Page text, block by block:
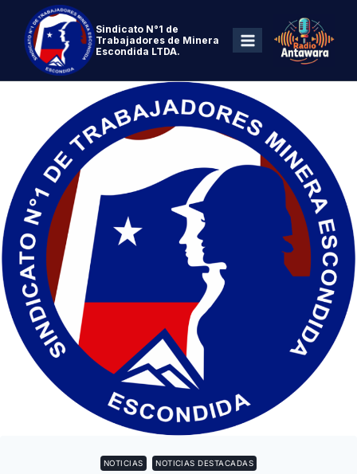
Sindicato N°1 de
Trabajadores de Minera
Escondida LTDA.
NOTICIAS NOTICIAS DESTACADAS